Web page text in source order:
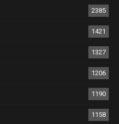
2385
1421
1327
1206
1190
1158